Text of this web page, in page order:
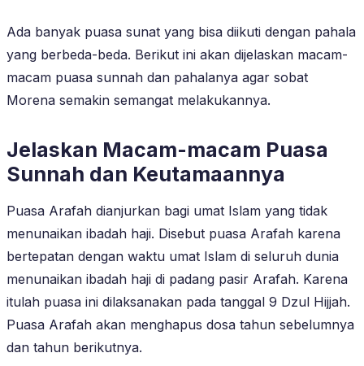
Ada banyak puasa sunat yang bisa diikuti dengan pahala
yang berbeda-beda. Berikut ini akan dijelaskan macam-
macam puasa sunnah dan pahalanya agar sobat
Morena semakin semangat melakukannya.
Jelaskan Macam-macam Puasa
Sunnah dan Keutamaannya
Puasa Arafah dianjurkan bagi umat Islam yang tidak
menunaikan ibadah haji. Disebut puasa Arafah karena
bertepatan dengan waktu umat Islam di seluruh dunia
menunaikan ibadah haji di padang pasir Arafah. Karena
itulah puasa ini dilaksanakan pada tanggal 9 Dzul Hijjah.
Puasa Arafah akan menghapus dosa tahun sebelumnya
dan tahun berikutnya.